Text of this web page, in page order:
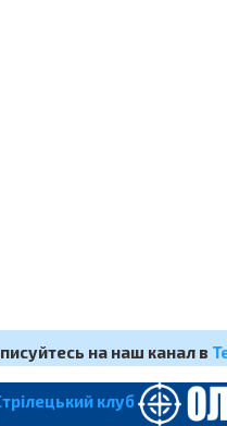
на наш канал в
клуб